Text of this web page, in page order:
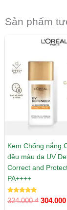
Sản phẩm
Kem Chống nắng
đều màu da UV
Correct and
PA++++
Được xếp
hạng
324.000₫
Giá
gốc
304.000